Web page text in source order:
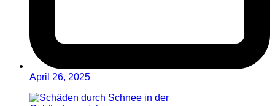
April 26, 2025